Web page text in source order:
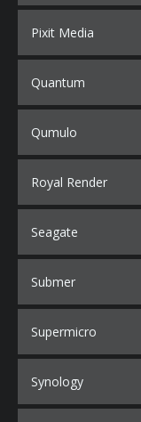
Pixit Media
Quantum
Qumulo
Royal Render
Seagate
Submer
Supermicro
Synology